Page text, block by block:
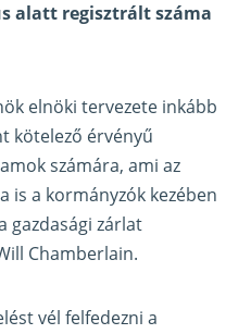
alatt regisztrált száma
elnöki tervezete inkább
kötelező érvényű
számára, ami az
is a kormányzók kezében
gazdasági zárlat
Chamberlain.
vél felfedezni a